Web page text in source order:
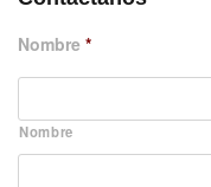
Nombre *
Nombre